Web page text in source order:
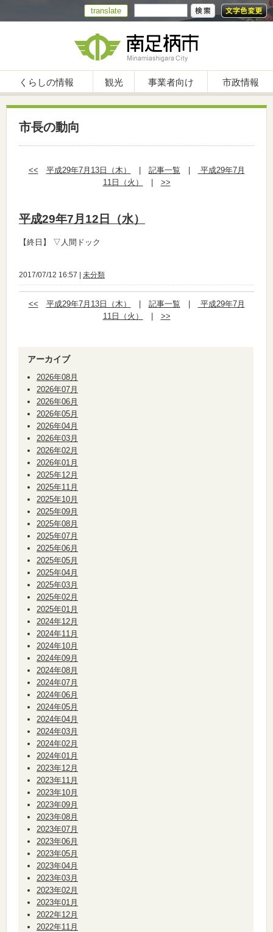
translate
くらしの情報 観光 事業者向け 市政情報
市長の動向
<< 平成29年7月13日（木） 記事一覧
平成29年7月
11日（火）
>>
平成29年7月12日（水）
【終日】 ▽人間ドック
2017/07/12 16:57 | 未分類
<< 平成29年7月13日（木） 記事一覧
平成29年7月
11日（火）
>>
アーカイブ
2026年08月
2026年07月
2026年06月
2026年05月
2026年04月
2026年03月
2026年02月
2026年01月
2025年12月
2025年11月
2025年10月
2025年09月
2025年08月
2025年07月
2025年06月
2025年05月
2025年04月
2025年03月
2025年02月
2025年01月
2024年12月
2024年11月
2024年10月
2024年09月
2024年08月
2024年07月
2024年06月
2024年05月
2024年04月
2024年03月
2024年02月
2024年01月
2023年12月
2023年11月
2023年10月
2023年09月
2023年08月
2023年07月
2023年06月
2023年05月
2023年04月
2023年03月
2023年02月
2023年01月
2022年12月
2022年11月